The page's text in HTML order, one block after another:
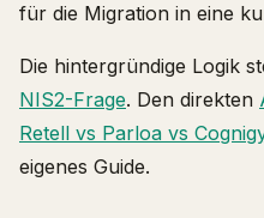
für die Migration in eine
Die hintergründige Logik
NIS2-Frage. Den direkten
Retell vs Parloa vs
eigenes Guide.